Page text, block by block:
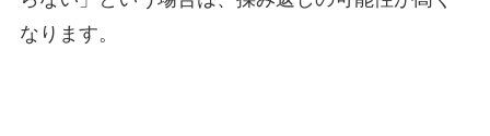
なります。